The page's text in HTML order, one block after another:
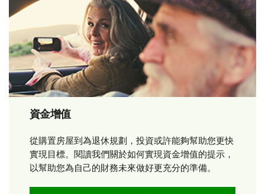
資金增值
從購置房屋到為退休規劃，投資或許能夠幫助您更快
實現目標。閱讀我們關於如何實現資金增值的提示，
以幫助您為自己的財務未來做好更充分的準備。